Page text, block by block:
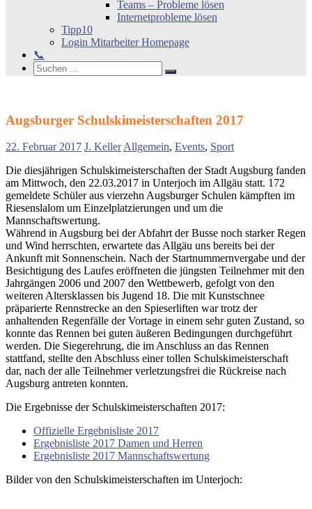
Teams – Probleme lösen
Internetprobleme lösen
Tipp10
Login Mitarbeiter Homepage
📞
Search
Suchen
nach:
Suchen
Augsburger Schulskimeisterschaften 2017
22. Februar 2017 J. KellerAllgemein, Events, Sport
Die diesjährigen Schulskimeisterschaften der Stadt Augsburg fanden
am Mittwoch, den 22.03.2017 in Unterjoch im Allgäu statt. 172
gemeldete Schüler aus vierzehn Augsburger Schulen kämpften im
Riesenslalom um Einzelplatzierungen und um die
Mannschaftswertung.
Während in Augsburg bei der Abfahrt der Busse noch starker Regen
und Wind herrschten, erwartete das Allgäu uns bereits bei der
Ankunft mit Sonnenschein. Nach der Startnummernvergabe und der
Besichtigung des Laufes eröffneten die jüngsten Teilnehmer mit den
Jahrgängen 2006 und 2007 den Wettbewerb, gefolgt von den
weiteren Altersklassen bis Jugend 18. Die mit Kunstschnee
präparierte Rennstrecke an den Spieserliften war trotz der
anhaltenden Regenfälle der Vortage in einem sehr guten Zustand, so
konnte das Rennen bei guten äußeren Bedingungen durchgeführt
werden. Die Siegerehrung, die im Anschluss an das Rennen
stattfand, stellte den Abschluss einer tollen Schulskimeisterschaft
dar, nach der alle Teilnehmer verletzungsfrei die Rückreise nach
Augsburg antreten konnten.
Die Ergebnisse der Schulskimeisterschaften 2017:
Offizielle Ergebnisliste 2017
Ergebnisliste 2017 Damen und Herren
Ergebnisliste 2017 Mannschaftswertung
Bilder von den Schulskimeisterschaften im Unterjoch: